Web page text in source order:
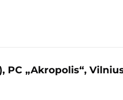
PC „Akropolis“,